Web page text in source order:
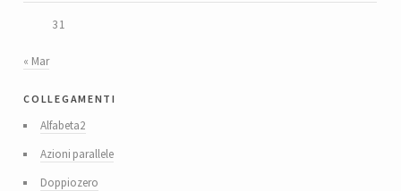
31
« Mar
collegamenti
Alfabeta2
Azioni parallele
Doppiozero